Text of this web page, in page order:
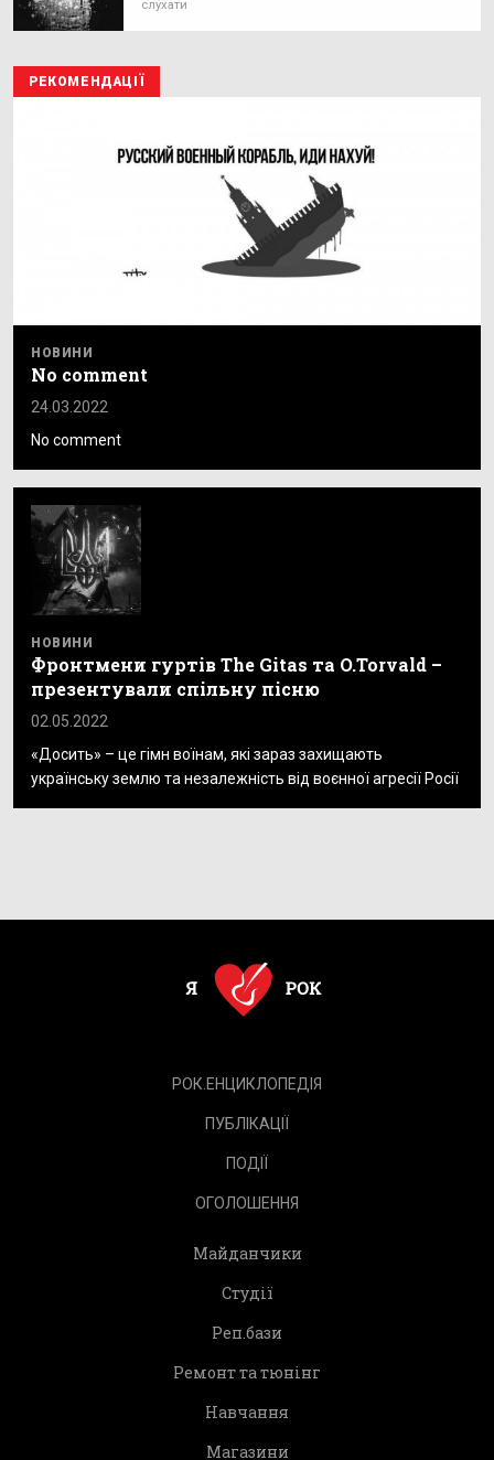
слухати
РЕКОМЕНДАЦІЇ
НОВИНИ
No comment
24.03.2022
No comment
НОВИНИ
Фронтмени гуртів The Gitas та O.Torvald –
презентували спільну пісню
02.05.2022
«Досить» – це гімн воїнам, які зараз захищають
українську землю та незалежність від воєнної агресії Росії
РОК.ЕНЦИКЛОПЕДІЯ
ПУБЛІКАЦІЇ
ПОДІЇ
ОГОЛОШЕННЯ
Майданчики
Студії
Реп.бази
Ремонт та тюнінг
Навчання
Магазини